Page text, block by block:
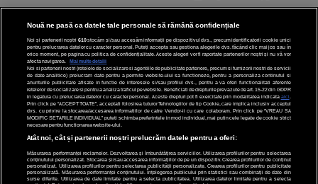
HOROSCOP
HOROSCOPUL IUBIRII
FORUMURI
TRATAMENTE NATURISTE
DICTIONARE NUME
© 2026 Internet Corp SRL
Toate drepturile rezervate
Nouă ne pasă ca datele tale personale să rămână confidențiale
Noi și partenerii noștri 610stocăm și/sau accesăm informații pe dispozitivul dvs., precum identificatorii cookie unici
pentru prelucrarea datelor cu caracter personal. Puteți accepta sau gestiona alegerile dvs. făcând clic mai jos sau în
orice moment, pe pagina cu politica de confidențialitate. Aceste alegeri vor fi raportate partenerilor noștri și nu vă vor
afecta navigarea.
Mai multe detalii
Noi si partenerii nostri (retelele de socializare si agentiile de publicitate partenere, precum si furnizorii nostri de servicii
de date analitice) prelucram date pentru a permite website-ului sa functioneze, pentru a personaliza continutul si
anunturile publicitare afisate in functie de interesele si/sau profilul dvs., pentru a va oferi functionalitati aferente
retelelor de socializare si pentru a analiza traficul pe website. Beneficiati de drepturile prevazute de art. 15-22 din GDPR
in legatura cu prelucrarea datelor cu caracter personal. Aceste drepturi pot fi exercitate prin modalitatea indicata aici
Prin click pe “ACCEPT TOATE”, acceptati folosirea tuturor Tehnologiilor de tip Cookie, care implica inclusiv acceptul
dvs. cu privire la stocarea/accesarea informatiilor de catre Vendor-ii cu care colaboram. Prin click pe “VREAU SA
MODIFIC SETARILE INDIVIDUAL” puteti schimba preferintele in mod individual, mai putin cele legate de cookie strict
necesare pentru functionarea website-ului.
Atât noi, cât și partenerii noștri prelucrăm datele pentru a oferi:
Măsurarea performanței reclamelor. Dezvoltarea și îmbunătățirea serviciilor. Utilizarea profilurilor pentru selectarea
conținutului personalizat. Stocarea și/sau accesarea informațiilor de pe un dispozitiv. Crearea profilurilor de conținut
personalizat. Utilizarea profilurilor pentru selectarea publicității personalizate. Crearea profilurilor pentru publicitate
personalizată. Măsurarea performanței conținutului. Înțelegerea publicului prin statistici sau combinații de date din
surse diferite. Utilizarea de date limitate pentru a selecta publicitatea. Utilizarea datelor limitate pentru a selecta